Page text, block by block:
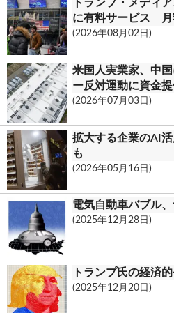
.
m
トランプ・メディ
に有料サービス 月
(2026年08月02日)
米国人実業家、中
ー反対運動に資金
(2026年07月03日)
拡大する企業のAI
も
(2026年05月16日)
電気自動車バブル
(2025年12月28日)
トランプ氏の経済
(2025年12月20日)